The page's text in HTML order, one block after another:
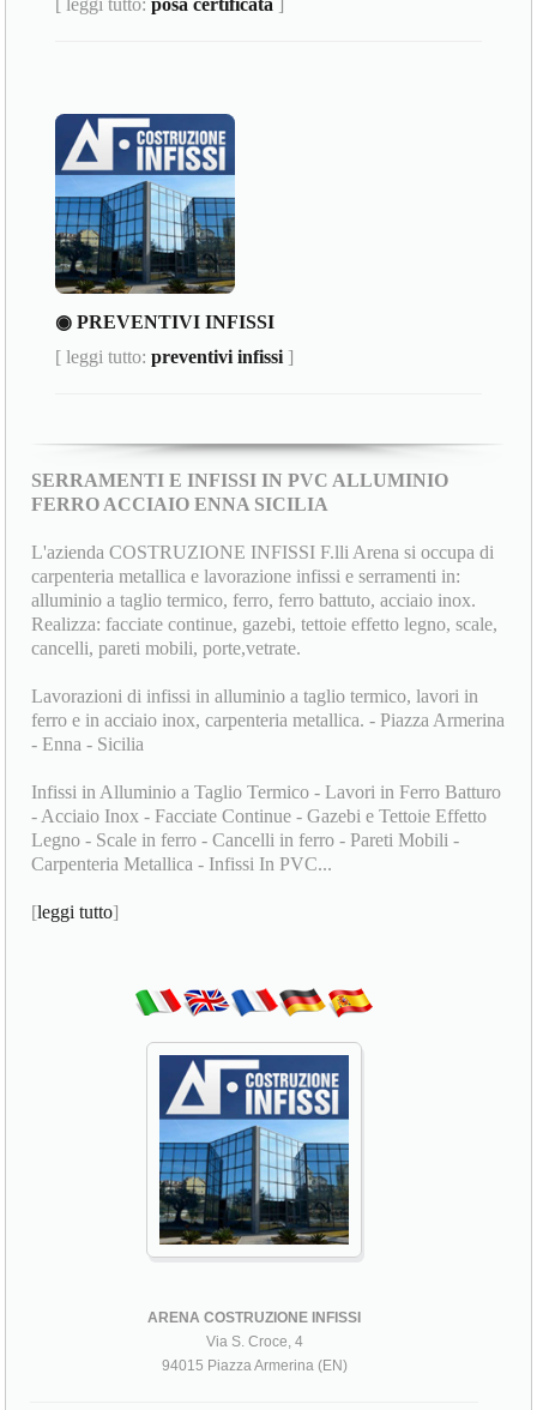
[ leggi tutto:posa certificata
◉ PREVENTIVI INFISSI
[ leggi tutto:preventivi infissi ]
SERRAMENTI E INFISSI IN PVC ALLUMINIO
FERRO ACCIAIO ENNA SICILIA
L'azienda COSTRUZIONE INFISSI F.lli Arena si occupa di
carpenteria metallica e lavorazione infissi e serramenti in:
alluminio a taglio termico, ferro, ferro battuto, acciaio inox.
Realizza: facciate continue, gazebi, tettoie effetto legno, scale,
cancelli, pareti mobili, porte,vetrate.
Lavorazioni di infissi in alluminio a taglio termico, lavori in
ferro e in acciaio inox, carpenteria metallica. - Piazza Armerina
- Enna - Sicilia
Infissi in Alluminio a Taglio Termico - Lavori in Ferro Batturo
- Acciaio Inox - Facciate Continue - Gazebi e Tettoie Effetto
Legno - Scale in ferro - Cancelli in ferro - Pareti Mobili -
Carpenteria Metallica - Infissi In PVC...
[leggi tutto]
ARENA COSTRUZIONE INFISSI
Via S. Croce, 4
94015 Piazza Armerina (EN)